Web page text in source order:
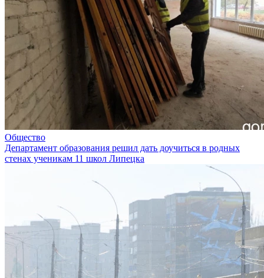
Общество
Департамент образования решил дать доучиться в родных
стенах ученикам 11 школ Липецка